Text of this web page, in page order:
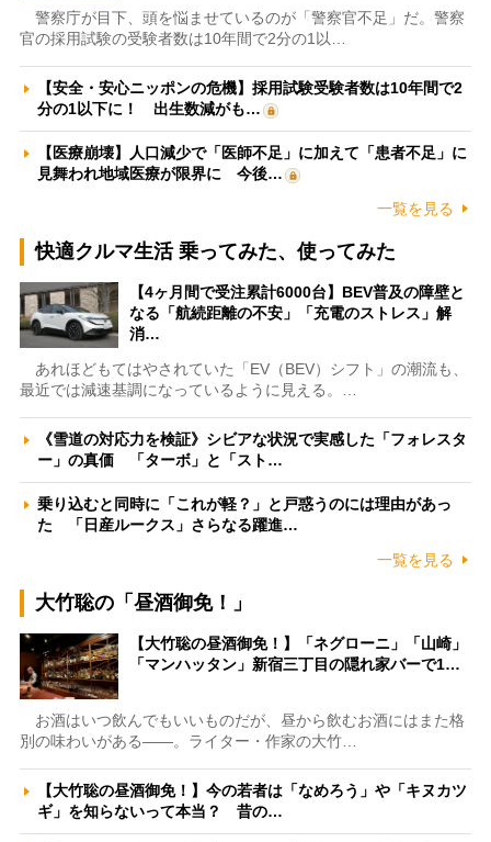
警察庁が目下、頭を悩ませているのが「警察官不足」だ。警察
官の採用試験の受験者数は10年間で2分の1以…
【安全・安心ニッポンの危機】採用試験受験者数は10年間で2
分の1以下に！ 出生数減がも…
【医療崩壊】人口減少で「医師不足」に加えて「患者不足」に
見舞われ地域医療が限界に 今後…
一覧を見る
快適クルマ生活 乗ってみた、使ってみた
【4ヶ月間で受注累計6000台】BEV普及の障壁と
なる「航続距離の不安」「充電のストレス」解
消…
あれほどもてはやされていた「EV（BEV）シフト」の潮流も、
最近では減速基調になっているように見える。…
《雪道の対応力を検証》シビアな状況で実感した「フォレスタ
ー」の真価 「ターボ」と「スト…
乗り込むと同時に「これが軽？」と戸惑うのには理由があっ
た 「日産ルークス」さらなる躍進…
一覧を見る
大竹聡の「昼酒御免！」
【大竹聡の昼酒御免！】「ネグローニ」「山崎」
「マンハッタン」新宿三丁目の隠れ家バーで1…
お酒はいつ飲んでもいいものだが、昼から飲むお酒にはまた格
別の味わいがある――。ライター・作家の大竹…
【大竹聡の昼酒御免！】今の若者は「なめろう」や「キヌカツ
ギ」を知らないって本当？ 昔の…